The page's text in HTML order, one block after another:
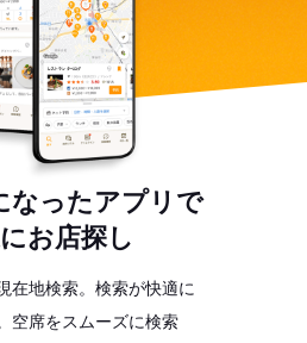
なったアプリで
お店探し
在地検索。検索が快適に
空席をスムーズに検索